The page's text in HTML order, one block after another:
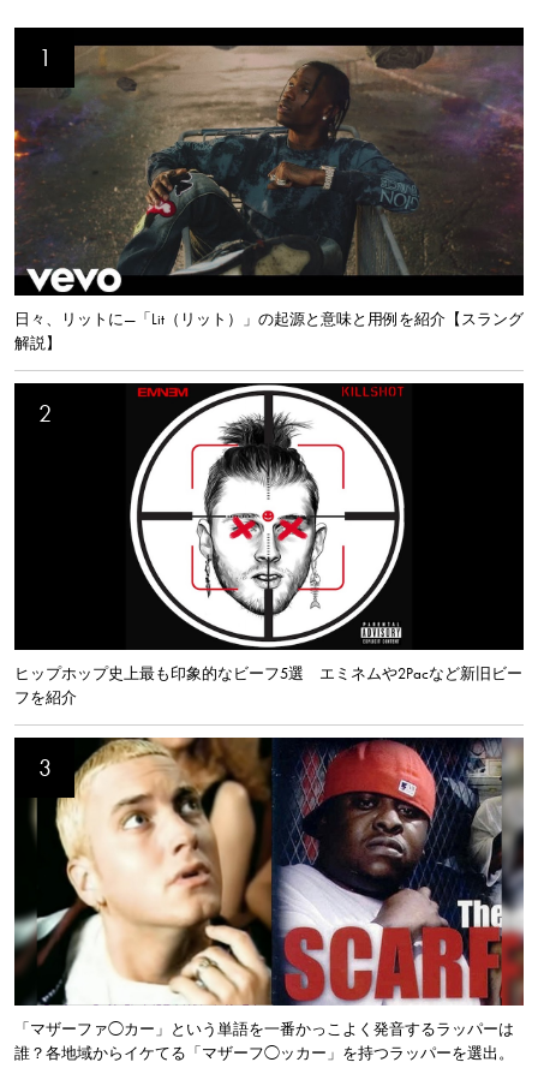
日々、リットに—「Lit（リット）」の起源と意味と用例を紹介【スラング
解説】
ヒップホップ史上最も印象的なビーフ5選 エミネムや2Pacなど新旧ビー
フを紹介
「マザーファ◯カー」という単語を一番かっこよく発音するラッパーは
誰？各地域からイケてる「マザーフ◯ッカー」を持つラッパーを選出。